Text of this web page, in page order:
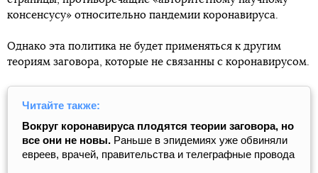
консенсусу» относительно пандемии коронавируса.
Однако эта политика не будет применяться к другим
теориям заговора, которые не связанны с коронавирусом.
Читайте также:
Вокруг коронавируса плодятся теории заговора, но
все они не новы. Раньше в эпидемиях уже обвиняли
евреев, врачей, правительства и телеграфные провода